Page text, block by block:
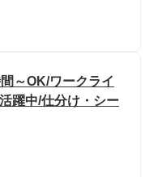
～OK/ワークライ
躍中/仕分け・シー